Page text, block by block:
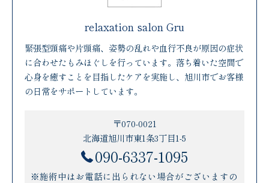
relaxation salon Gru
緊張型頭痛や片頭痛、姿勢の乱れや血行不良が原因の症状
に合わせたもみほぐしを行っています。落ち着いた空間で
心身を癒すことを目指したケアを実施し、旭川市でお客様
の日常をサポートしています。
〒070-0021
北海道旭川市東1条3丁目1-5
090-6337-1095
※施術中はお電話に出られない場合がございますの